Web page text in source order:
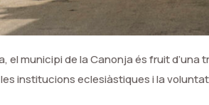
municipi de la Canonja és fruit d’una
institucions eclesiàstiques i la